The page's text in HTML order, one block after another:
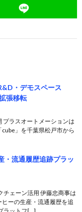
・デモスペース
張移転
プラスオートメーションは
」を千葉県松戸市から
・流通履歴追跡プラッ
チェーン活用 伊藤忠商事は
ーの生産・流通履歴を追